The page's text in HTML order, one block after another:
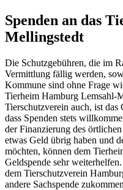
Spenden an das
Mellingstedt
Die Schutzgebühren, die im
Vermittlung fällig werden,
Kommune sind ohne Frage
Tierheim Hamburg Lemsahl-
Tierschutzverein auch, ist das
dass Spenden stets
der Finanzierung des
etwas Geld übrig haben und
möchten, können dem
Geldspende sehr
dem Tierschutzverein
andere Sachspende